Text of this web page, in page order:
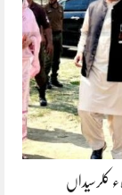
کلرسیداں